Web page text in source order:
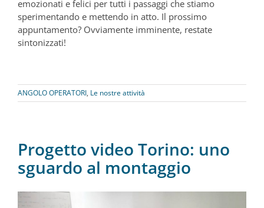
emozionati e felici per tutti i passaggi che stiamo
sperimentando e mettendo in atto. Il prossimo
appuntamento? Ovviamente imminente, restate
sintonizzati!
ANGOLO OPERATORI, Le nostre attività
Progetto video Torino: uno
sguardo al montaggio